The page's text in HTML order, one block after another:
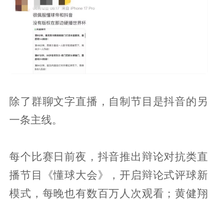
除了群聊文字直播，自制节目是抖音的另
一条主线。
每个比赛日前夜，抖音推出辩论对抗类直
播节目《懂球大会》，开启辩论式评球新
模式，每晚也有数百万人次观看；黄健翔